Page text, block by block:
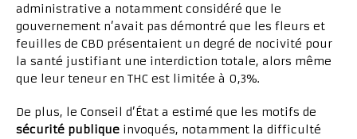
administrative a notamment considéré que le
gouvernement n’avait pas démontré que les fleurs et
feuilles de CBD présentaient un degré de nocivité pour
la santé justifiant une interdiction totale, alors même
que leur teneur en THC est limitée à 0,3%.
De plus, le Conseil d’État a estimé que les motifs de
sécurité publique invoqués, notamment la difficulté